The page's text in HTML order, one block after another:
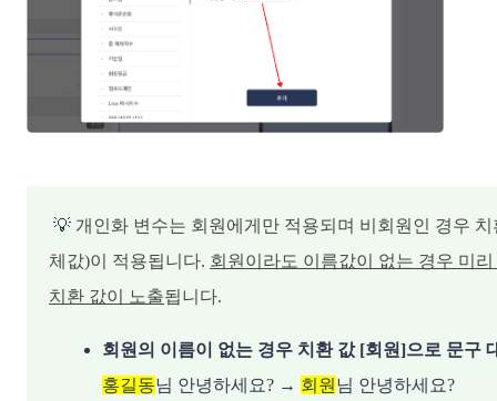
💡 개인화 변수는 회원에게만 적용되며 비회원인 경우 치
체값)이 적용됩니다. 회원이라도 이름값이 없는 경우 미
치환 값이 노출됩니다.
회원의 이름이 없는 경우 치환 값 [회원]으로 문구
홍길동님 안녕하세요? → 회원 님 안녕하세요?